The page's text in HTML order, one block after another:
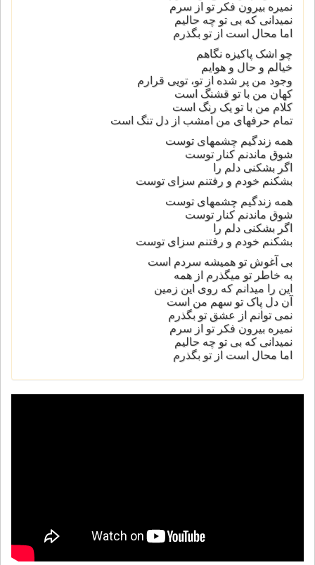
نمیره بیرون فکر تو از سرم
نمیدانی که بی تو چه حالیم
اما محال است از تو بگذرم
چو اشک پاکیزه نگاهم
خیالم و حال و هوایم
وجود من پر شده از تو، تویی قرارم
کهان من با تو قشنگ است
کلام من با تو یک رنگ است
تمام حرفهای من امشب از دل تنگ است
همه زندگیم چشمهای توست
شوق ماندنم کنار توست
اگر بشکنی دلم را
بشکنم خودم و رفتنم سزای توست
همه زندگیم چشمهای توست
شوق ماندنم کنار توست
اگر بشکنی دلم را
بشکنم خودم و رفتنم سزای توست
بی آغوش تو همیشه سردم است
به خاطر تو میگذرم از همه
این را میدانم که روی این زمین
آن دل پاک تو سهم من است
نمی توانم از عشق تو بگذرم
نمیره بیرون فکر تو از سرم
نمیدانی که بی تو چه حالیم
اما محال است از تو بگذرم